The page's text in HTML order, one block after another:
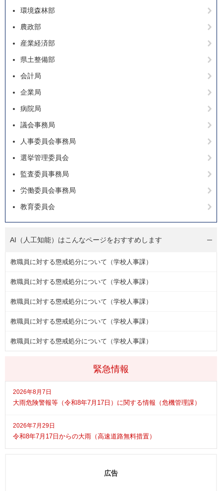
緊急情報
2026年8月7日
大雨危険警報等（令和8年7月17日）に関する情報（危機管理課）
2026年7月29日
令和8年7月17日からの大雨（高速道路無料措置）
環境森林部
農政部
産業経済部
県土整備部
会計局
企業局
病院局
議会事務局
人事委員会事務局
選挙管理委員会
監査委員事務局
労働委員会事務局
教育委員会
AI（人工知能）はこんなページをおすすめします
教職員に対する懲戒処分について（学校人事課）
教職員に対する懲戒処分について（学校人事課）
教職員に対する懲戒処分について（学校人事課）
教職員に対する懲戒処分について（学校人事課）
教職員に対する懲戒処分について（学校人事課）
広告